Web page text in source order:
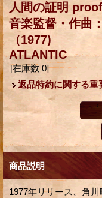
人間の証明
音楽監督・作曲
（1977)
ATLANTIC
[在庫数 0]
返品特約に関する重
商品説明
1977年リリース、角